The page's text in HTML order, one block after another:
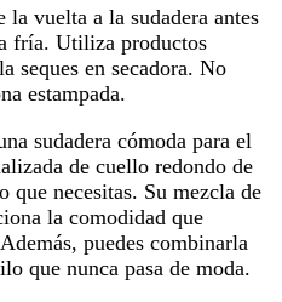
la vuelta a la sudadera antes
fría. Utiliza productos
seques en secadora. No
estampada.
sudadera cómoda para el
de cuello redondo de
necesitas. Su mezcla de
la comodidad que
puedes combinarla
que nunca pasa de moda.